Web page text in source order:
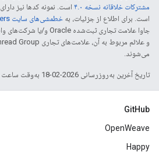
مشترکات خلاقانه نسخه ۴.۰
است. نمونه کدها نیز
است. برای اطلاع از جزئیات، به خطمشی‌های سایت Google Developers‏
می‌شوند.
تاریخ آخرین به‌روزرسانی 2026-02-18 به‌وقت ساعت هماهنگ جهانی.
GitHub
OpenWeave
Happy